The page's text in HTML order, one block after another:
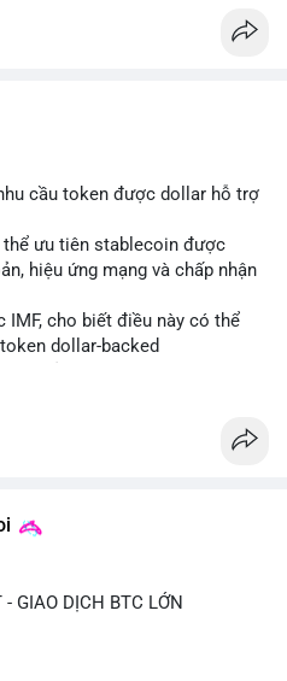
Chủ đề NFT (Pudgy Penguins),
THÔNG: Bàn tán trên
kẹp, dự báo NVDA và Musk
Tâm lý ngắn hạn vẫn tiêu
coin nhỏ và tin tức AI/NVIDA
theo dõi sự thay đổi trong
cầu token được dollar hỗ trợ
ưu tiên stablecoin được
hiệu ứng mạng và chấp nhận
IMF, cho biết điều này có thể
dollar-backed
GIAO DỊCH BTC LỚN